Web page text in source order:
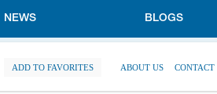
NEWS BLOGS
ADD TO FAVORITES ABOUT US CONTACT